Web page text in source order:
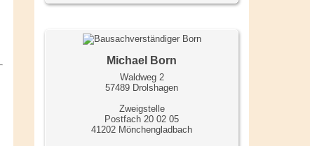
Michael Born
Waldweg 2
57489 Drolshagen
Zweigstelle
Postfach 20 02 05
41202 Mönchengladbach